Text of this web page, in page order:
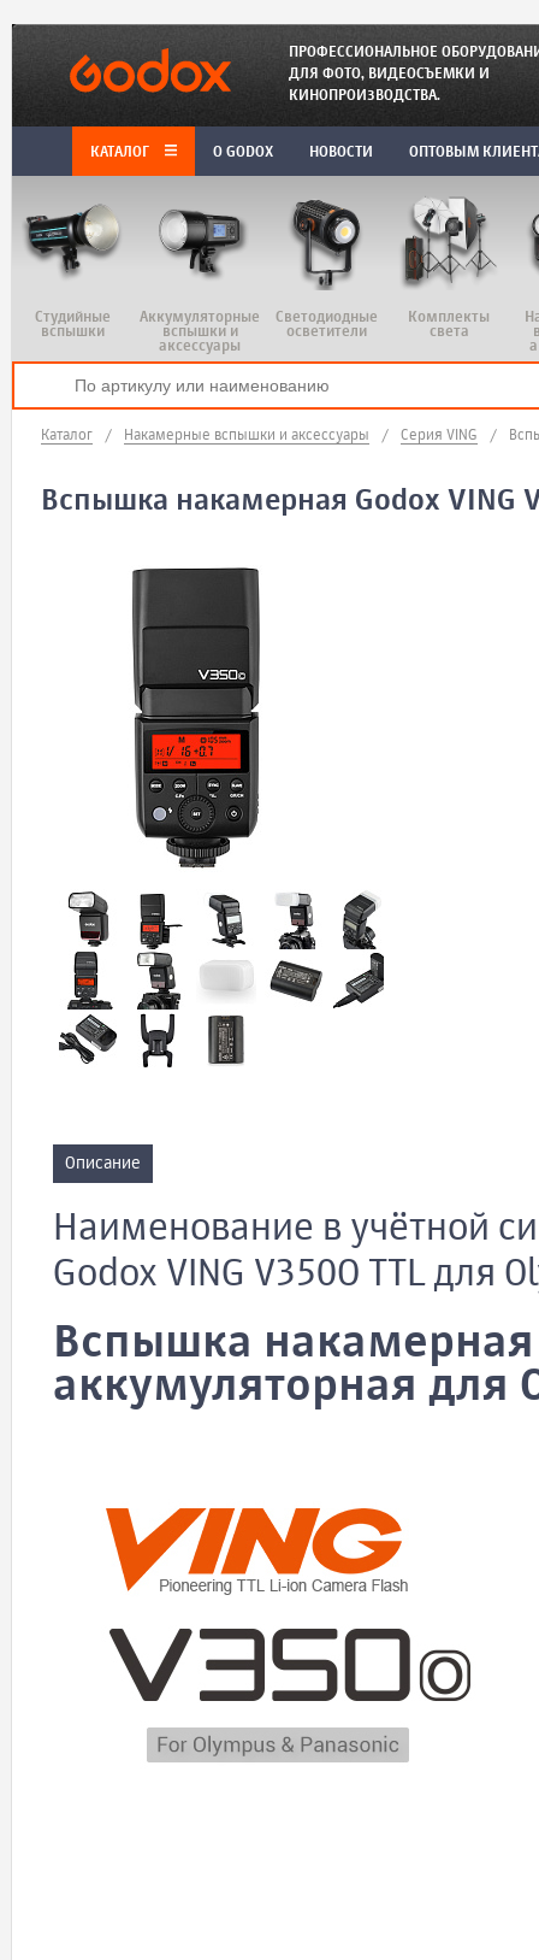
ПРОФЕССИОНАЛЬНОЕ
ДЛЯ ФОТО, ВИДЕОСЪЕМКИ И
КИНОПРОИЗВОДСТВА.
КАТАЛОГ O GODOX НОВОСТИ ОПТОВЫМ
Студийные
вспышки
Аккумуляторные
вспышки и
аксессуары
Светодиодные
осветители
Комплекты
света
Каталог / Накамерные вспышки и аксессуары / Серия VING /
Вспышка накамерная Godox VING
Описание
Наименование в учётной
Godox VING V350O TTL для
Вспышка накамерная
аккумуляторная для